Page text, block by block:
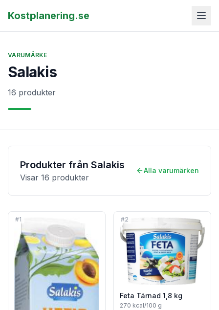
Kostplanering.se
VARUMÄRKE
Salakis
16 produkter
Produkter från Salakis
Visar 16 produkter
Alla varumärken
#1 #2
Feta Tärnad 1,8 kg
270 kcal/100 g